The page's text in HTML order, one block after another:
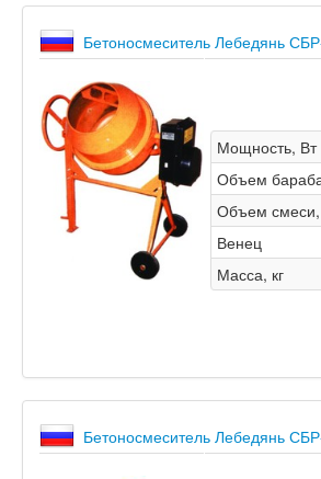
Бетоносмеситель Лебедянь
Мощность, Вт
Объем
Объем
Венец
Масса, кг
Бетоносмеситель Лебедянь